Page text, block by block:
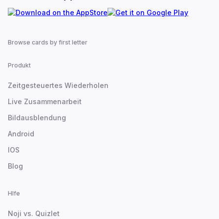
Browse cards by first letter
Produkt
Zeitgesteuertes Wiederholen
Live Zusammenarbeit
Bildausblendung
Android
IOS
Blog
Hlfe
Noji vs. Quizlet